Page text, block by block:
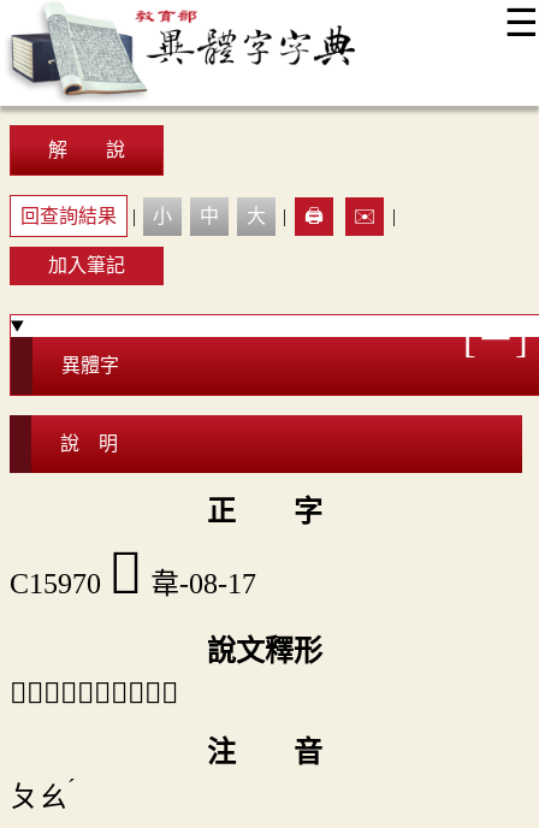
☰
最新消息
顯示模式
解 說
回查詢結果 | 小 中 大 | 🖨️ ✉️ |
加入筆記
異體字
說 明
正 字
C15970 𩎾 韋-08-17
說文釋形
「𩎾」《說文》不錄。
注 音
ㄆㄠˊ